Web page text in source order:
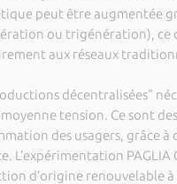
peut être augmentée
ou trigénération),
aux réseaux
décentralisées"
moyenne tension. Ce sont
des usagers, grâce
L’expérimentation
d’origine renouvelable